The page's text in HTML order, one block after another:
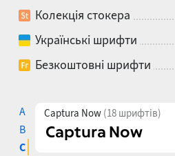
Колекція стокера
Українські шрифти
Безкоштовні шрифти
A
B
C
Captura Now (18 шрифтів)